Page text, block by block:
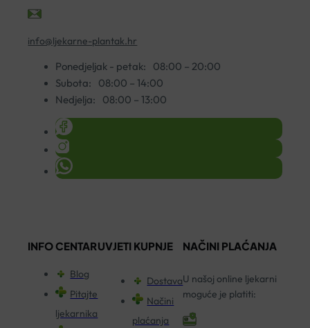
info@ljekarne-plantak.hr
Ponedjeljak - petak:
08:00 – 20:00
Subota:
08:00 – 14:00
Nedjelja:
08:00 – 13:00
INFO CENTAR
Blog
Pitajte
ljekarnika
UVJETI KUPNJE
Dostava
Načini
plaćanja
NAČINI PLAĆANJA
U našoj online ljekarni
moguće je platiti: